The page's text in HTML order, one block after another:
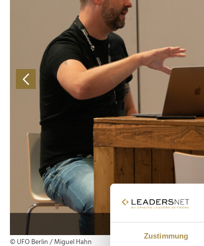
Zustimmung
© UFO Berlin / Miguel Hahn